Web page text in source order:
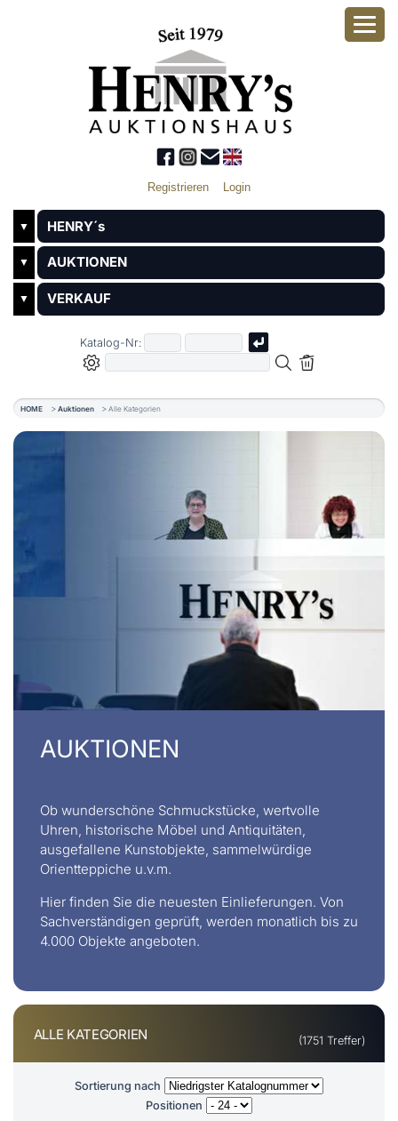
Registrieren Login
▼ HENRY´s
▼ AUKTIONEN
▼ VERKAUF
Katalog-Nr:
HOME Auktionen Alle Kategorien
AUKTIONEN
Ob wunderschöne Schmuckstücke, wertvolle
Uhren, historische Möbel und Antiquitäten,
ausgefallene Kunstobjekte, sammelwürdige
Orientteppiche u.v.m.
Hier finden Sie die neuesten Einlieferungen. Von
Sachverständigen geprüft, werden monatlich bis zu
4.000 Objekte angeboten.
ALLE KATEGORIEN (1751 Treffer)
Sortierung nach
Positionen